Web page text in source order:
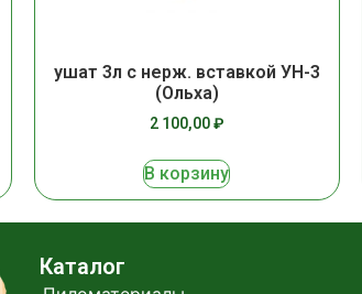
ушат 3л с нерж. вставкой УН-3
(Ольха)
2 100,00₽
В корзину
Каталог